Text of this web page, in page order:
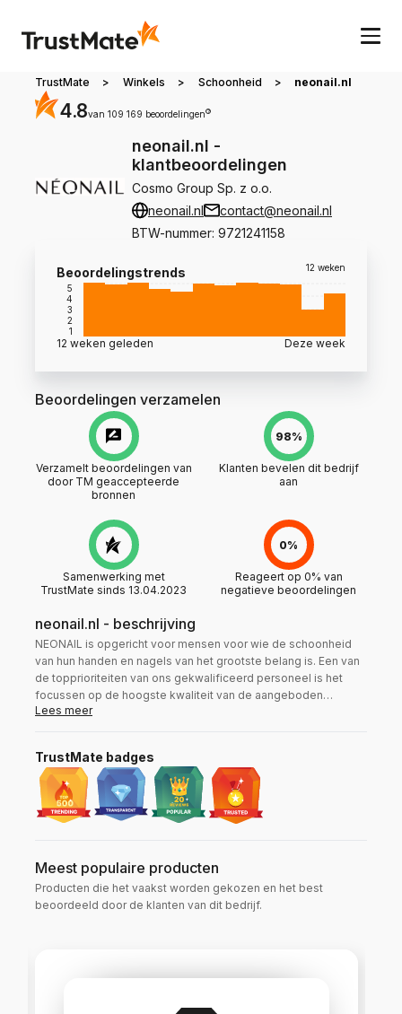
TrustMate > Winkels > Schoonheid > neonail.nl
neonail.nl -
klantbeoordelingen
Cosmo Group Sp. z o.o.
neonail.nl
contact@neonail.nl
BTW-nummer: 9721241158
4.8van 109 169 beoordelingen ?
Beoordelingstrends
12 weken
5
4
3
2
1
12 weken geleden Deze week
Beoordelingen verzamelen
Verzamelt beoordelingen van
door TM geaccepteerde
bronnen
98%
Klanten bevelen dit bedrijf
aan
Samenwerking met
TrustMate sinds 13.04.2023
0%
Reageert op 0% van
negatieve beoordelingen
neonail.nl - beschrijving
NEONAIL is opgericht voor mensen voor wie de schoonheid
van hun handen en nagels van het grootste belang is. Een van
de topprioriteiten van ons gekwalificeerd personeel is het
focussen op de hoogste kwaliteit van de aangeboden
producten en het garanderen van een hoffelijke en
beginnende liefhebbers. Door de aandacht voor het kleinste
detail heeft het merk NEONAIL het vertrouwen van klanten
over de hele wereld verdiend.
Lees meer
TrustMate badges
Meest populaire producten
Producten die het vaakst worden gekozen en het best
beoordeeld door de klanten van dit bedrijf.